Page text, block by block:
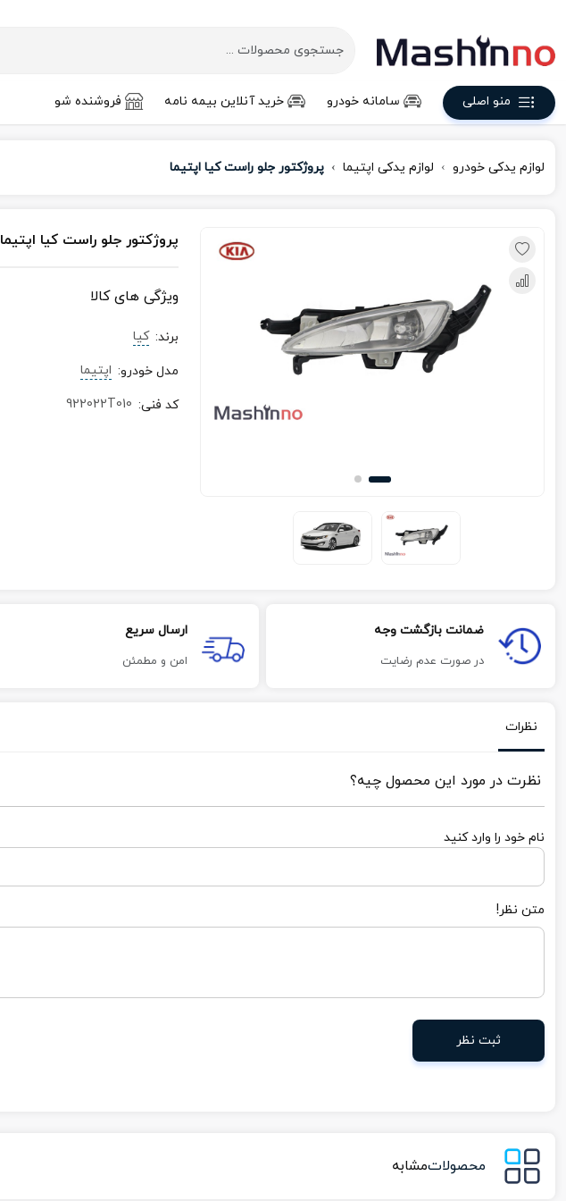
منو اصلی سامانه خودرو خرید آنلاین بیمه نامه فروشنده شو
لوازم یدکی خودرو لوازم یدکی اپتیما پروژکتور جلو راست کیا اپتیما
پروژکتور جلو راست کیا اپتیما
ویژگی های کالا
برند: کیا
مدل خودرو: اپتیما
کد فنی:
922022T010
ضمانت بازگشت وجه
در صورت عدم رضایت
ارسال سریع
امن و مطمئن
نظرات
نظرت در مورد این محصول چیه؟
نام خود را وارد کنید
متن نظر!
ثبت نظر
محصولاتمشابه